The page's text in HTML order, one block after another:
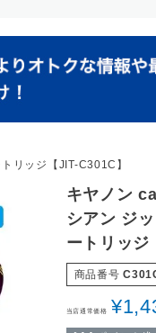
リッジ【JIT-C301C】
キヤノン
シアン ジ
ートリッジ
商品番号
当店通常価格 ¥